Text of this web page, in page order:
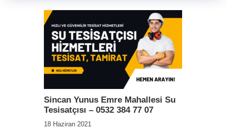
Sincan Yunus Emre Mahallesi Su
Tesisatçısı – 0532 384 77 07
18 Haziran 2021